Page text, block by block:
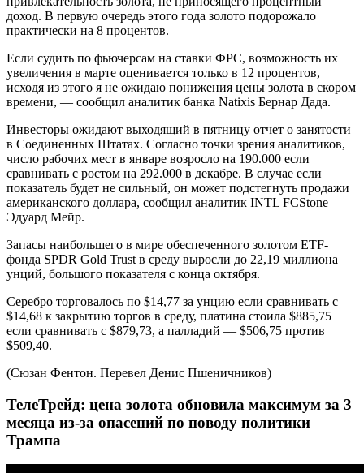
доход. В первую очередь этого года золото подорожало
практически на 8 процентов.
Если судить по фьючерсам на ставки ФРС, возможность их
увеличения в марте оценивается только в 12 процентов,
исходя из этого я не ожидаю понижения цены золота в скором
времени, — сообщил аналитик банка Natixis Бернар Дада.
Инвесторы ожидают выходящий в пятницу отчет о занятости
в Соединенных Штатах. Согласно точки зрения аналитиков,
число рабочих мест в январе возросло на 190.000 если
сравнивать с ростом на 292.000 в декабре. В случае если
показатель будет не сильный, он может подстегнуть продажи
американского доллара, сообщил аналитик INTL FCStone
Эдуард Мейр.
Запасы наибольшего в мире обеспеченного золотом ETF-
фонда SPDR Gold Trust в среду выросли до 22,19 миллиона
унций, большого показателя с конца октября.
Серебро торговалось по $14,77 за унцию если сравнивать с
$14,68 к закрытию торгов в среду, платина стоила $885,75
если сравнивать с $879,73, а палладий — $506,75 против
$509,40.
(Сюзан Фентон. Перевел Денис Пшеничников)
ТелеТрейд: цена золота обновила максимум за 3
месяца из-за опасений по поводу политики
Трампа